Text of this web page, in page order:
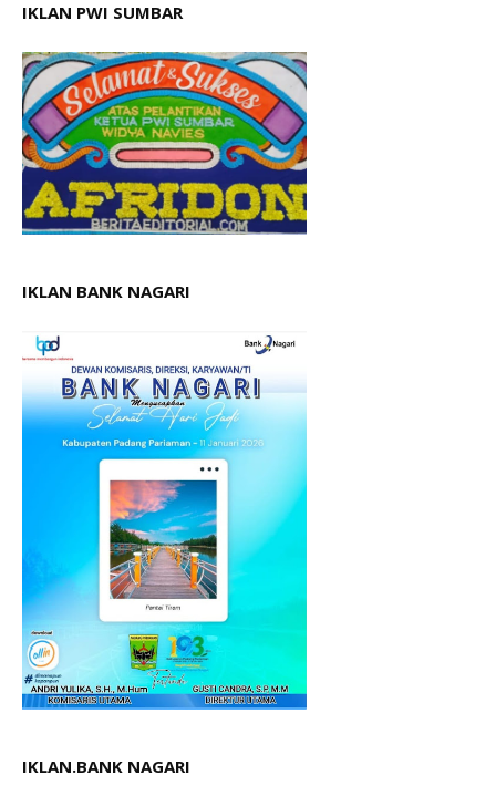
IKLAN PWI SUMBAR
IKLAN BANK NAGARI
IKLAN.BANK NAGARI